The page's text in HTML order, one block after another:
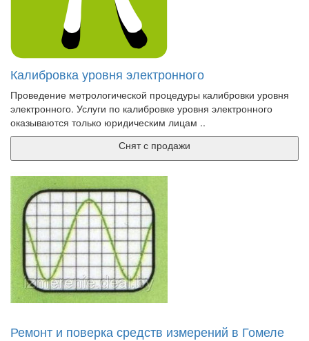
Калибровка уровня электронного
Проведение метрологической процедуры калибровки уровня
электронного. Услуги по калибровке уровня электронного
оказываются только юридическим лицам ..
Снят с продажи
Ремонт и поверка средств измерений в Гомеле